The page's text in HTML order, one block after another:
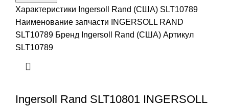
Характеристики Ingersoll Rand (США) SLT10789
Наименование запчасти INGERSOLL RAND
SLT10789 Бренд Ingersoll Rand (США) Артикул
SLT10789
Ingersoll Rand SLT10801 INGERSOLL